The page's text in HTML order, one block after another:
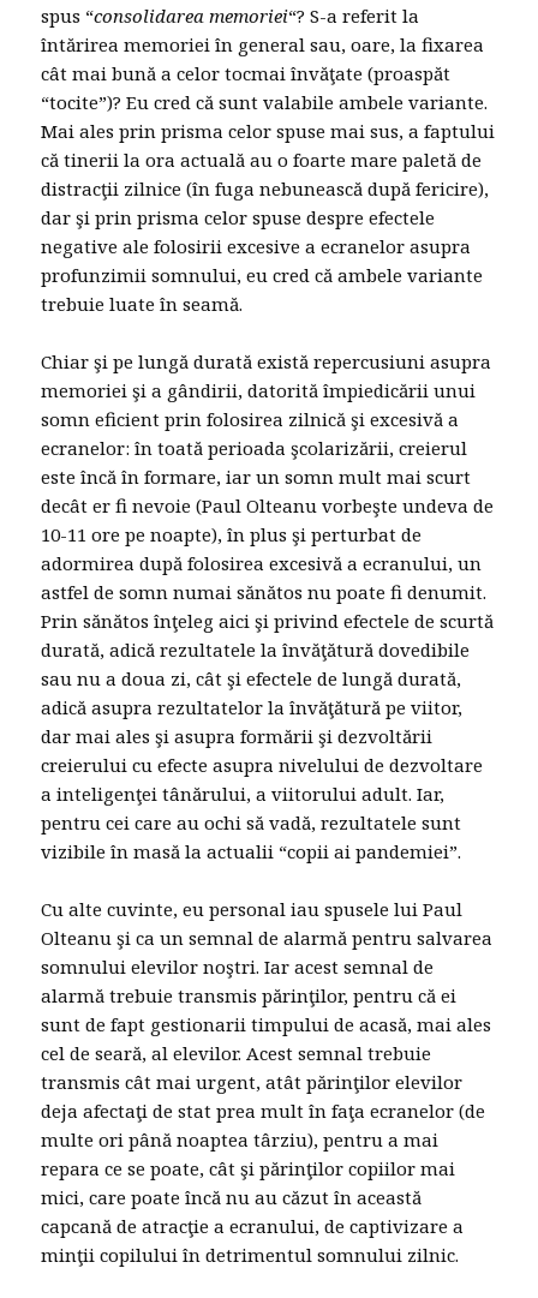
spus “consolidarea memoriei“? S-a referit la
întărirea memoriei în general sau, oare, la fixarea
cât mai bună a celor tocmai învăţate (proaspăt
“tocite”)? Eu cred că sunt valabile ambele variante.
Mai ales prin prisma celor spuse mai sus, a faptului
că tinerii la ora actuală au o foarte mare paletă de
distracţii zilnice (în fuga nebunească după fericire),
dar şi prin prisma celor spuse despre efectele
negative ale folosirii excesive a ecranelor asupra
profunzimii somnului, eu cred că ambele variante
trebuie luate în seamă.
Chiar şi pe lungă durată există repercusiuni asupra
memoriei şi a gândirii, datorită împiedicării unui
somn eficient prin folosirea zilnică şi excesivă a
ecranelor: în toată perioada şcolarizării, creierul
este încă în formare, iar un somn mult mai scurt
decât er fi nevoie (Paul Olteanu vorbeşte undeva de
10-11 ore pe noapte), în plus şi perturbat de
adormirea după folosirea excesivă a ecranului, un
astfel de somn numai sănătos nu poate fi denumit.
Prin sănătos înţeleg aici şi privind efectele de scurtă
durată, adică rezultatele la învăţătură dovedibile
sau nu a doua zi, cât şi efectele de lungă durată,
adică asupra rezultatelor la învăţătură pe viitor,
dar mai ales şi asupra formării şi dezvoltării
creierului cu efecte asupra nivelului de dezvoltare
a inteligenţei tânărului, a viitorului adult. Iar,
pentru cei care au ochi să vadă, rezultatele sunt
vizibile în masă la actualii “copii ai pandemiei”.
Cu alte cuvinte, eu personal iau spusele lui Paul
Olteanu şi ca un semnal de alarmă pentru salvarea
somnului elevilor noştri. Iar acest semnal de
alarmă trebuie transmis părinţilor, pentru că ei
sunt de fapt gestionarii timpului de acasă, mai ales
cel de seară, al elevilor. Acest semnal trebuie
transmis cât mai urgent, atât părinţilor elevilor
deja afectaţi de stat prea mult în faţa ecranelor (de
multe ori până noaptea târziu), pentru a mai
repara ce se poate, cât şi părinţilor copiilor mai
mici, care poate încă nu au căzut în această
capcană de atracţie a ecranului, de captivizare a
minţii copilului în detrimentul somnului zilnic.